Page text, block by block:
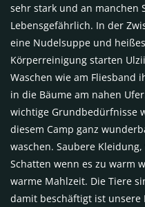
sehr stark und an manchen
Lebensgefährlich. In der
eine Nudelsuppe und
Körperreinigung starten
Waschen wie am Fliesband
in die Bäume am nahen
wichtige Grundbedürfnisse
diesem Camp ganz
waschen. Saubere
Schatten wenn es zu warm
warme Mahlzeit. Die Tiere
damit beschäftigt ist unsere